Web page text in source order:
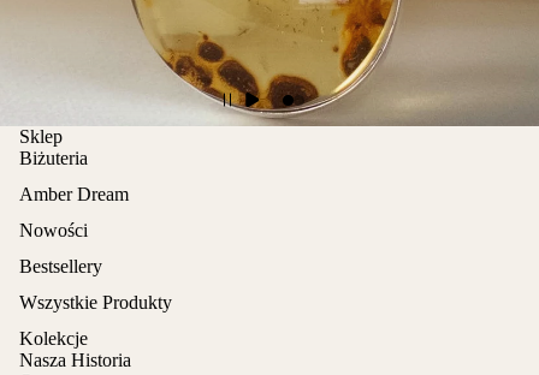
Sklep
Biżuteria
Amber Dream
Nowości
Bestsellery
Wszystkie Produkty
Kolekcje
Nasza Historia